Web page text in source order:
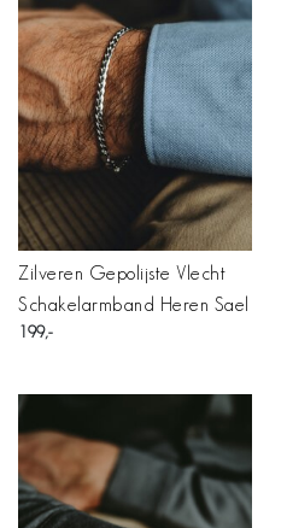
Zilveren Gepolijste Vlecht
Schakelarmband Heren Sael
199